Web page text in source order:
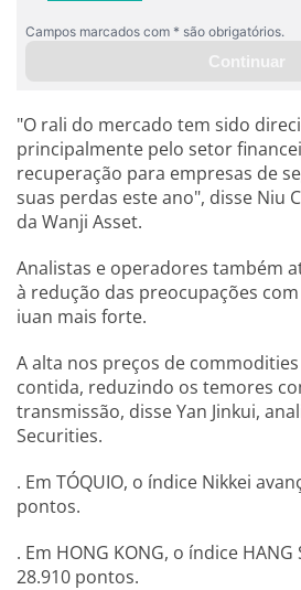
"O rali do mercado tem sido
principalmente pelo setor
recuperação para empresas de
suas perdas este ano", disse Niu
da Wanji Asset.
Analistas e operadores também
à redução das preocupações
iuan mais forte.
A alta nos preços de
contida, reduzindo os temores
transmissão, disse Yan Jinkui,
Securities.
. Em TÓQUIO, o índice Nikkei
pontos.
. Em HONG KONG, o índice HANG
28.910 pontos.